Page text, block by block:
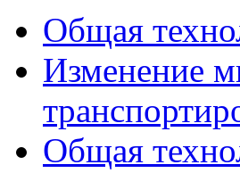
Общая
Изменение
Общая